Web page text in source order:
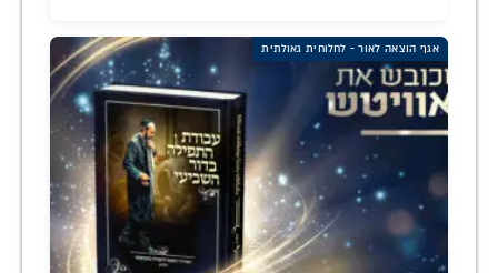
אגף הוצאה לאור - לחלוחית גאולתית